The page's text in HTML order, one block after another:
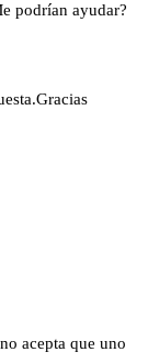
podrían ayudar?
acepta que uno